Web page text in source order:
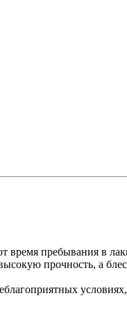
время пребывания в
прочность, а